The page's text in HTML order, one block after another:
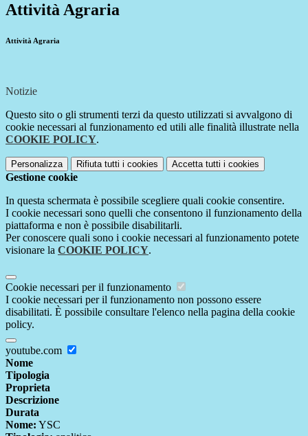
Attività Agraria
Attività Agraria
Notizie
Questo sito o gli strumenti terzi da questo utilizzati si avvalgono di
cookie necessari al funzionamento ed utili alle finalità illustrate nella
COOKIE POLICY.
Personalizza Rifiuta tutti i cookies Accetta tutti i cookies
Gestione cookie
In questa schermata è possibile scegliere quali cookie consentire.
I cookie necessari sono quelli che consentono il funzionamento della
piattaforma e non è possibile disabilitarli.
Per conoscere quali sono i cookie necessari al funzionamento potete
visionare la COOKIE POLICY.
Cookie necessari per il funzionamento
I cookie necessari per il funzionamento non possono essere
disabilitati. È possibile consultare l'elenco nella pagina della cookie
policy.
youtube.com
Nome
Tipologia
Proprieta
Descrizione
Durata
Nome: YSC